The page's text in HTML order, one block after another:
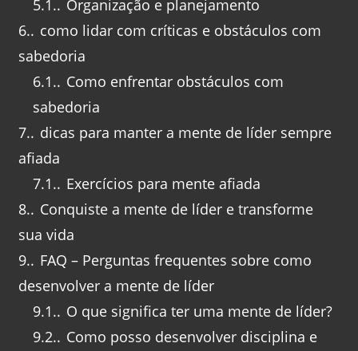
5.1. Organização e planejamento
6. como lidar com críticas e obstáculos com
sabedoria
6.1. Como enfrentar obstáculos com
sabedoria
7. dicas para manter a mente de líder sempre
afiada
7.1. Exercícios para mente afiada
8. Conquiste a mente de líder e transforme
sua vida
9. FAQ – Perguntas frequentes sobre como
desenvolver a mente de líder
9.1. O que significa ter uma mente de líder?
9.2. Como posso desenvolver disciplina e